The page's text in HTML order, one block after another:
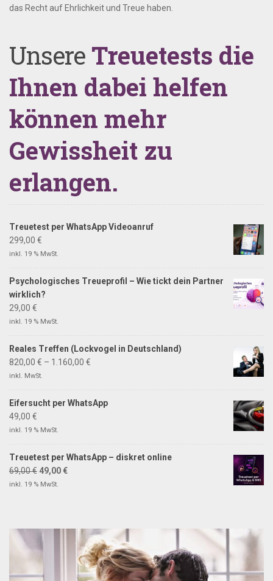
das Recht auf Ehrlichkeit und Treue haben.
Unsere Treuetests die
Ihnen dabei helfen
können mehr
Gewissheit zu
erlangen.
Treuetest per WhatsApp Videoanruf
299,00 €
inkl. 19 % MwSt.
Psychologisches Treueprofil – Wie tickt dein Partner
wirklich?
29,00 €
inkl. 19 % MwSt.
Reales Treffen (Lockvogel in Deutschland)
820,00 € – 1.160,00 €
inkl. MwSt.
Eifersucht per WhatsApp
49,00 €
inkl. 19 % MwSt.
Treuetest per WhatsApp – diskret online
69,00€ 49,00 €
inkl. 19 % MwSt.